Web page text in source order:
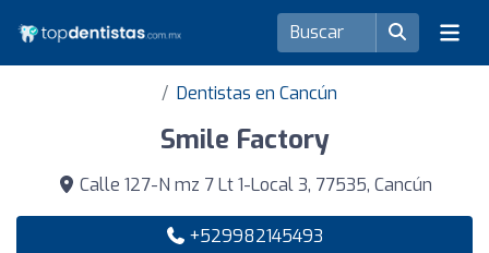
Dentistas en Cancún
Smile Factory
Calle 127-N mz 7 Lt 1-Local 3, 77535, Cancún
+529982145493